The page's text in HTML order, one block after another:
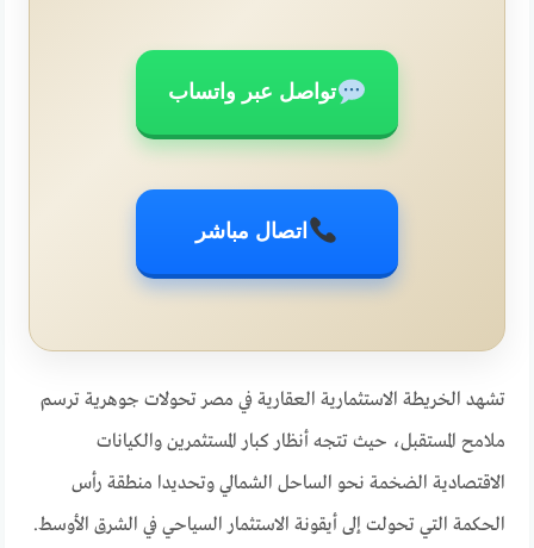
تواصل عبر واتساب
اتصال مباشر
تشهد الخريطة الاستثمارية العقارية في مصر تحولات جوهرية ترسم
ملامح المستقبل، حيث تتجه أنظار كبار المستثمرين والكيانات
الاقتصادية الضخمة نحو الساحل الشمالي وتحديدا منطقة رأس
الحكمة التي تحولت إلى أيقونة الاستثمار السياحي في الشرق الأوسط.